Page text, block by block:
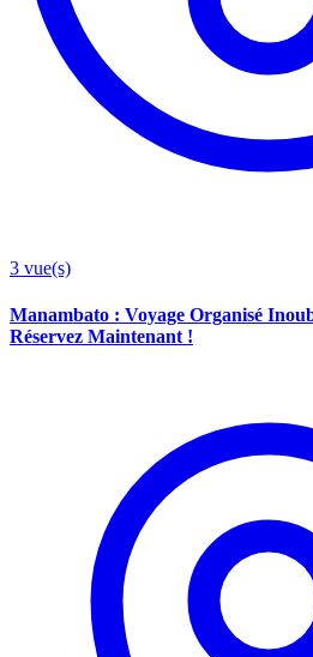
3 vue(s)
Manambato : Voyage Organisé
Réservez Maintenant !